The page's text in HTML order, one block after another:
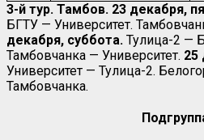
3-й тур. Тамбов. 23 декабря,
БГТУ — Университет.
декабря, суббота. Тулица-2 —
Тамбовчанка — Университет. 25
Университет — Тулица-2.
Тамбовчанка.